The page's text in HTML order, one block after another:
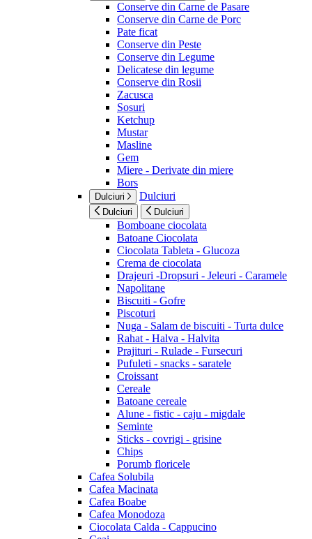
Conserve din Carne de Pasare
Conserve din Carne de Porc
Pate ficat
Conserve din Peste
Conserve din Legume
Delicatese din legume
Conserve din Rosii
Zacusca
Sosuri
Ketchup
Mustar
Masline
Gem
Miere - Derivate din miere
Bors
Dulciuri Dulciuri
Dulciuri Dulciuri
Bomboane ciocolata
Batoane Ciocolata
Ciocolata Tableta - Glucoza
Crema de ciocolata
Drajeuri -Dropsuri - Jeleuri - Caramele
Napolitane
Biscuiti - Gofre
Piscoturi
Nuga - Salam de biscuiti - Turta dulce
Rahat - Halva - Halvita
Prajituri - Rulade - Fursecuri
Pufuleti - snacks - saratele
Croissant
Cereale
Batoane cereale
Alune - fistic - caju - migdale
Seminte
Sticks - covrigi - grisine
Chips
Porumb floricele
Cafea Solubila
Cafea Macinata
Cafea Boabe
Cafea Monodoza
Ciocolata Calda - Cappucino